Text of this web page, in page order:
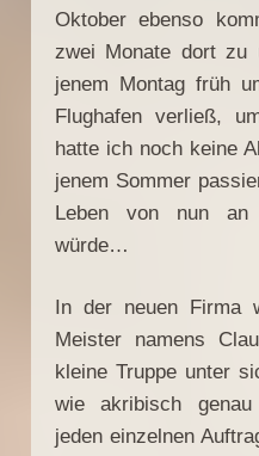
Oktober ebenso
zwei Monate dort zu
jenem Montag früh
Flughafen verließ,
hatte ich noch keine
jenem Sommer
Leben von nun an
würde…
In der neuen Firma
Meister namens
kleine Truppe unter
wie akribisch
jeden einzelnen